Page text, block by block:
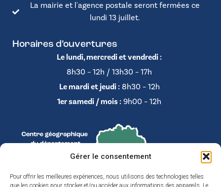
Gérer le consentement
Pour offrir les meilleures expériences, nous utilisons des technologies telles
que les cookies pour stocker et/ou accéder aux informations des appareils. Le
La mairie et l'agence postale seront fermées ce
lundi 13 juillet.
Horaires d’ouvertures
Le lundi, mercredi et vendredi :
8h30 – 12h / 13h30 – 17h
Le mardi et jeudi :8h30 – 12h
1er samedi / mois : 9h00 – 12h